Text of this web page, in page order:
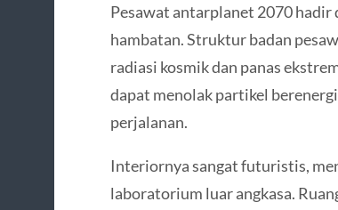
Pesawat antarplanet 2070 hadir
hambatan. Struktur badan
radiasi kosmik dan panas
dapat menolak partikel
perjalanan.
Interiornya sangat futuristis,
laboratorium luar angkasa.